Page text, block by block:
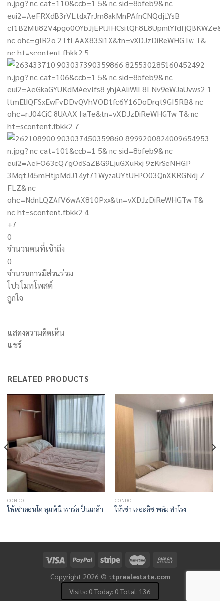
+7
0
จำนวนคนที่เข้าถึง
0
จำนวนการมีส่วนร่วม
โปรโมทโพสต์
ถูกใจ
แสดงความคิดเห็น
แชร์
RELATED PRODUCTS
CONDO
ให้เช่าคอนโด ลุมพินี พาร์ค ปิ่นเกล้า
CONDO
ให้เช่า เดอะคิช พลัม สำโรง
Copyright 2026 © ttprealestate.com
Visits: 0 Today: 0 Total: 136